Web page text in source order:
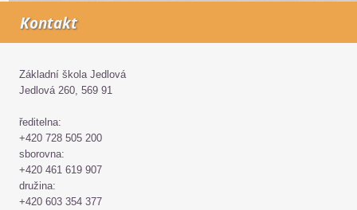
Kontakt
Základní škola Jedlová
Jedlová 260, 569 91
ředitelna:
+420 728 505 200
sborovna:
+420 461 619 907
družina:
+420 603 354 377